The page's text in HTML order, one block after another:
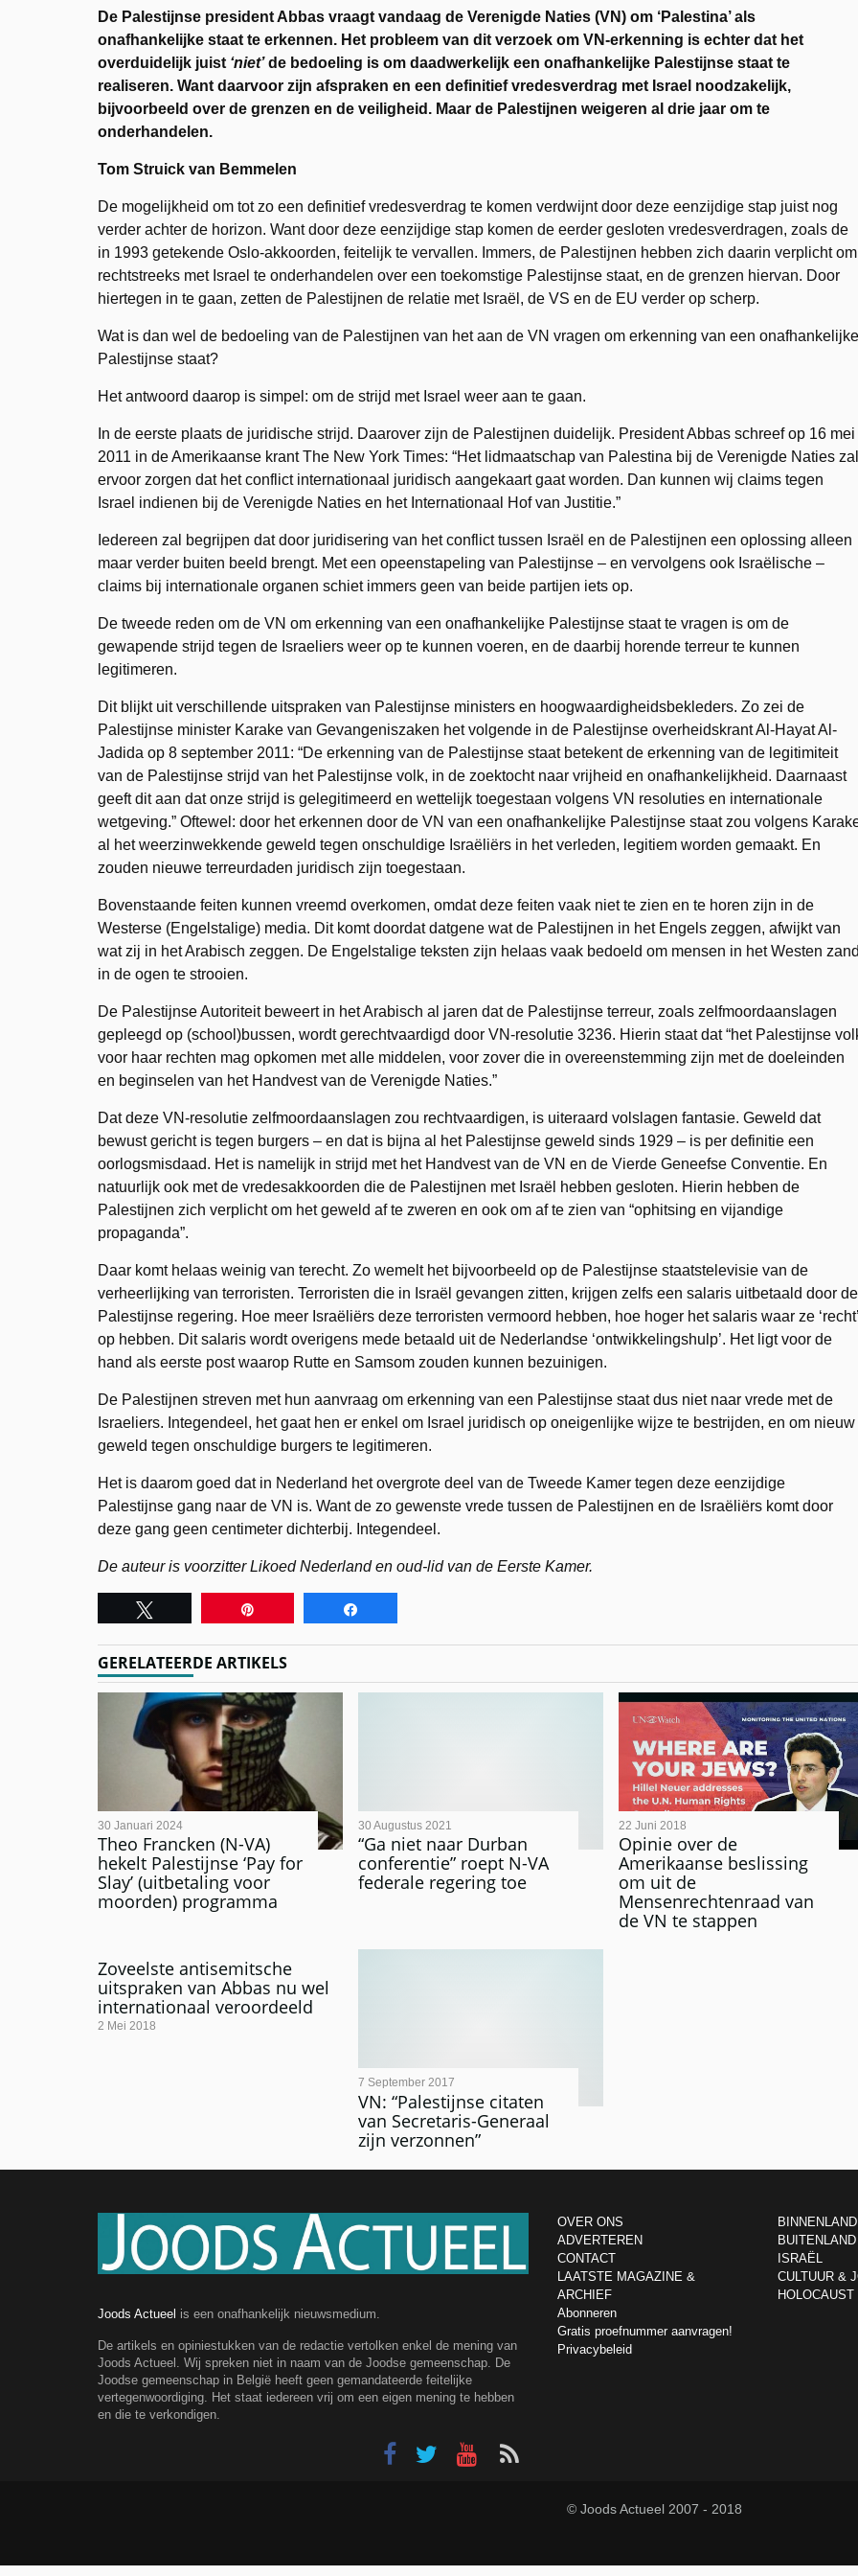
De Palestijnse president Abbas vraagt vandaag de Verenigde Naties (VN) om ‘Palestina’ als
onafhankelijke staat te erkennen. Het probleem van dit verzoek om VN-erkenning is echter dat het
overduidelijk juist ‘niet’de bedoeling is om daadwerkelijk een onafhankelijke Palestijnse staat te
realiseren. Want daarvoor zijn afspraken en een definitief vredesverdrag met Israel noodzakelijk,
bijvoorbeeld over de grenzen en de veiligheid. Maar de Palestijnen weigeren al drie jaar om te
onderhandelen.
Tom Struick van Bemmelen
De mogelijkheid om tot zo een definitief vredesverdrag te komen verdwijnt door deze eenzijdige stap juist nog
verder achter de horizon. Want door deze eenzijdige stap komen de eerder gesloten vredesverdragen, zoals de
in 1993 getekende Oslo-akkoorden, feitelijk te vervallen. Immers, de Palestijnen hebben zich daarin verplicht om
rechtstreeks met Israel te onderhandelen over een toekomstige Palestijnse staat, en de grenzen hiervan. Door
hiertegen in te gaan, zetten de Palestijnen de relatie met Israël, de VS en de EU verder op scherp.
Wat is dan wel de bedoeling van de Palestijnen van het aan de VN vragen om erkenning van een onafhankelijke
Palestijnse staat?
Het antwoord daarop is simpel: om de strijd met Israel weer aan te gaan.
In de eerste plaats de juridische strijd. Daarover zijn de Palestijnen duidelijk. President Abbas schreef op 16 mei
2011 in de Amerikaanse krant The New York Times: “Het lidmaatschap van Palestina bij de Verenigde Naties zal
ervoor zorgen dat het conflict internationaal juridisch aangekaart gaat worden. Dan kunnen wij claims tegen
Israel indienen bij de Verenigde Naties en het Internationaal Hof van Justitie.”
Iedereen zal begrijpen dat door juridisering van het conflict tussen Israël en de Palestijnen een oplossing alleen
maar verder buiten beeld brengt. Met een opeenstapeling van Palestijnse – en vervolgens ook Israëlische –
claims bij internationale organen schiet immers geen van beide partijen iets op.
De tweede reden om de VN om erkenning van een onafhankelijke Palestijnse staat te vragen is om de
gewapende strijd tegen de Israeliers weer op te kunnen voeren, en de daarbij horende terreur te kunnen
legitimeren.
Dit blijkt uit verschillende uitspraken van Palestijnse ministers en hoogwaardigheidsbekleders. Zo zei de
Palestijnse minister Karake van Gevangeniszaken het volgende in de Palestijnse overheidskrant Al-Hayat Al-
Jadida op 8 september 2011: “De erkenning van de Palestijnse staat betekent de erkenning van de legitimiteit
van de Palestijnse strijd van het Palestijnse volk, in de zoektocht naar vrijheid en onafhankelijkheid. Daarnaast
geeft dit aan dat onze strijd is gelegitimeerd en wettelijk toegestaan volgens VN resoluties en internationale
wetgeving.” Oftewel: door het erkennen door de VN van een onafhankelijke Palestijnse staat zou volgens
al het weerzinwekkende geweld tegen onschuldige Israëliërs in het verleden, legitiem worden gemaakt. En
zouden nieuwe terreurdaden juridisch zijn toegestaan.
Bovenstaande feiten kunnen vreemd overkomen, omdat deze feiten vaak niet te zien en te horen zijn in de
Westerse (Engelstalige) media. Dit komt doordat datgene wat de Palestijnen in het Engels zeggen, afwijkt van
wat zij in het Arabisch zeggen. De Engelstalige teksten zijn helaas vaak bedoeld om mensen in het Westen
in de ogen te strooien.
De Palestijnse Autoriteit beweert in het Arabisch al jaren dat de Palestijnse terreur, zoals zelfmoordaanslagen
gepleegd op (school)bussen, wordt gerechtvaardigd door VN-resolutie 3236. Hierin staat dat “het Palestijnse
voor haar rechten mag opkomen met alle middelen, voor zover die in overeenstemming zijn met de doeleinden
en beginselen van het Handvest van de Verenigde Naties.”
Dat deze VN-resolutie zelfmoordaanslagen zou rechtvaardigen, is uiteraard volslagen fantasie. Geweld dat
bewust gericht is tegen burgers – en dat is bijna al het Palestijnse geweld sinds 1929 – is per definitie een
oorlogsmisdaad. Het is namelijk in strijd met het Handvest van de VN en de Vierde Geneefse Conventie. En
natuurlijk ook met de vredesakkoorden die de Palestijnen met Israël hebben gesloten. Hierin hebben de
Palestijnen zich verplicht om het geweld af te zweren en ook om af te zien van “ophitsing en vijandige
propaganda”.
Daar komt helaas weinig van terecht. Zo wemelt het bijvoorbeeld op de Palestijnse staatstelevisie van de
verheerlijking van terroristen. Terroristen die in Israël gevangen zitten, krijgen zelfs een salaris uitbetaald door de
Palestijnse regering. Hoe meer Israëliërs deze terroristen vermoord hebben, hoe hoger het salaris waar ze ‘recht’
op hebben. Dit salaris wordt overigens mede betaald uit de Nederlandse ‘ontwikkelingshulp’. Het ligt voor de
hand als eerste post waarop Rutte en Samsom zouden kunnen bezuinigen.
De Palestijnen streven met hun aanvraag om erkenning van een Palestijnse staat dus niet naar vrede met de
Israeliers. Integendeel, het gaat hen er enkel om Israel juridisch op oneigenlijke wijze te bestrijden, en om nieuw
geweld tegen onschuldige burgers te legitimeren.
Het is daarom goed dat in Nederland het overgrote deel van de Tweede Kamer tegen deze eenzijdige
Palestijnse gang naar de VN is. Want de zo gewenste vrede tussen de Palestijnen en de Israëliërs komt door
deze gang geen centimeter dichterbij. Integendeel.
De auteur is voorzitter Likoed Nederland en oud-lid van de Eerste Kamer.
GERELATEERDE ARTIKELS
Theo Francken (N-VA)
hekelt Palestijnse ‘Pay for
Slay’ (uitbetaling voor
moorden) programma
30 Januari 2024
“Ga niet naar Durban
conferentie” roept N-VA
federale regering toe
30 Augustus 2021
Opinie over de
Amerikaanse beslissing
om uit de
Mensenrechtenraad van
de VN te stappen
22 Juni 2018
Zoveelste antisemitsche
uitspraken van Abbas nu wel
internationaal veroordeeld
2 Mei 2018
VN: “Palestijnse citaten
van Secretaris-Generaal
zijn verzonnen”
7 September 2017
Joods Actueel is een onafhankelijk nieuwsmedium.
De artikels en opiniestukken van de redactie vertolken enkel de mening van
Joods Actueel. Wij spreken niet in naam van de Joodse gemeenschap. De
Joodse gemeenschap in België heeft geen gemandateerde feitelijke
vertegenwoordiging. Het staat iedereen vrij om een eigen mening te hebben
en die te verkondigen.
OVER ONS
ADVERTEREN
CONTACT
LAATSTE MAGAZINE &
ARCHIEF
Abonneren
Gratis proefnummer aanvragen!
Privacybeleid
BINNENLAND
BUITENLAND
ISRAËL
CULTUUR &
HOLOCAUST
© Joods Actueel 2007 - 2018